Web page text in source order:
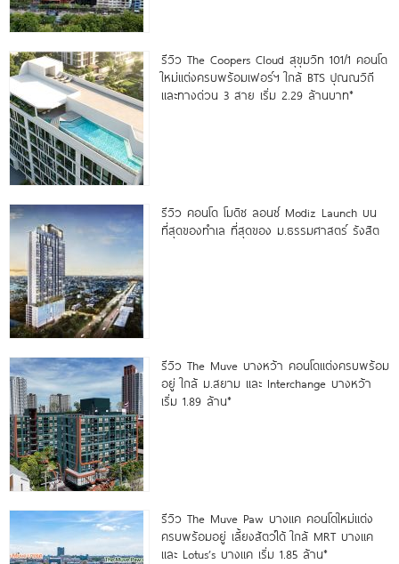
รีวิว The Coopers Cloud สุขุมวิท 101/1 คอนโด
ใหม่แต่งครบพร้อมเฟอร์ฯ ใกล้ BTS ปุณณวิถี
และทางด่วน 3 สาย เริ่ม 2.29 ล้านบาท*
รีวิว คอนโด โมดิซ ลอนซ์ Modiz Launch บน
ที่สุดของทำเล ที่สุดของ ม.ธรรมศาสตร์ รังสิต
รีวิว The Muve บางหว้า คอนโดแต่งครบพร้อม
อยู่ ใกล้ ม.สยาม และ Interchange บางหว้า
เริ่ม 1.89 ล้าน*
รีวิว The Muve Paw บางแค คอนโดใหม่แต่ง
ครบพร้อมอยู่ เลี้ยงสัตว์ได้ ใกล้ MRT บางแค
และ Lotus’s บางแค เริ่ม 1.85 ล้าน*